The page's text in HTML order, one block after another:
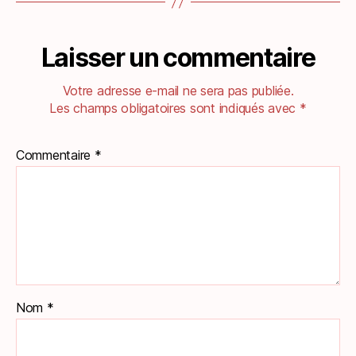
Laisser un commentaire
Votre adresse e-mail ne sera pas publiée.
Les champs obligatoires sont indiqués avec *
Commentaire *
Nom *